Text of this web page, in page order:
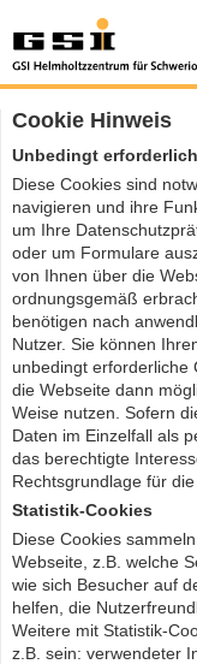
Cookie Hinweis
Unbedingt
Diese Cookies sind
navigieren und ihre
um Ihre
oder um Formulare
von Ihnen über die
ordnungsgemäß
benötigen nach
Nutzer. Sie können
unbedingt erforderliche
die Webseite dann
Weise nutzen. Sofern
Daten im Einzelfall als
das berechtigte
Rechtsgrundlage für
Statistik-Cookies
Diese Cookies
Webseite, z.B. welche
wie sich Besucher auf
helfen, die
Weitere mit Statistik-
z.B. sein: verwendeter